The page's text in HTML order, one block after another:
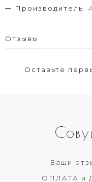
Производитель:
Отзывы
Оставьте
Ваши
ОПЛАТА и